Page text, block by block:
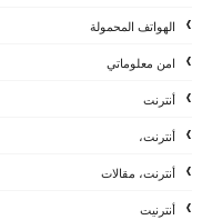
الهواتف المحمولة
امن معلوماتي
أنترنت
أنترنت،
أنترنت، مقالات
أنترنيت